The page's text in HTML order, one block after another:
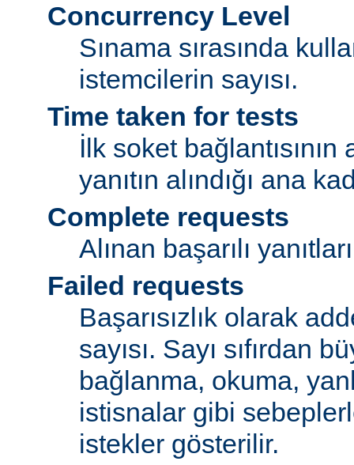
Concurrency Level
Sınama sırasında
istemcilerin sayısı.
Time taken for tests
İlk soket bağlantısının
yanıtın alındığı ana
Complete requests
Alınan başarılı
Failed requests
Başarısızlık olarak
sayısı. Sayı sıfırdan
bağlanma, okuma,
istisnalar gibi
istekler gösterilir.